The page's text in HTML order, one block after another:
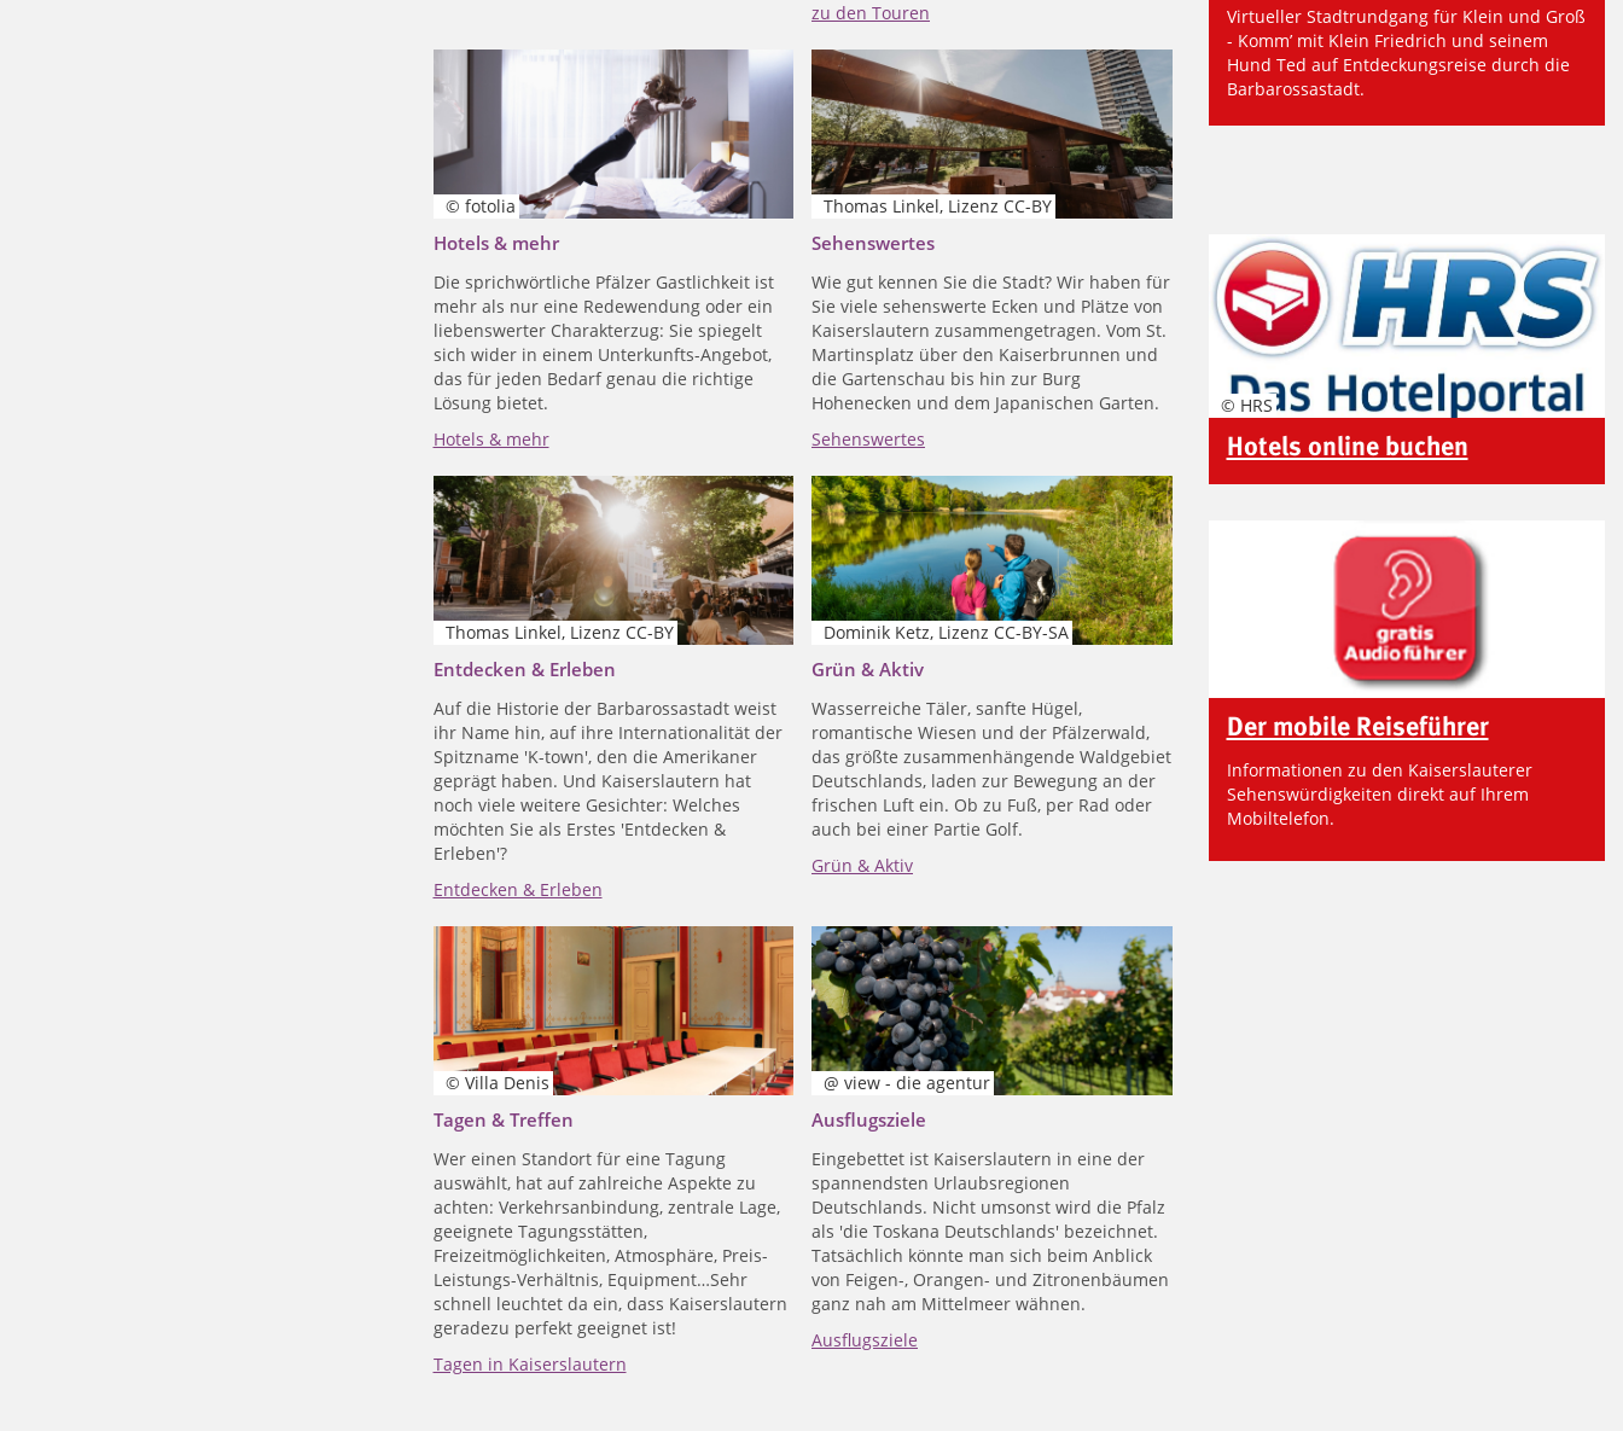
zu den Touren
© fotolia
Hotels & mehr
Die sprichwörtliche Pfälzer Gastlichkeit ist
mehr als nur eine Redewendung oder ein
liebenswerter Charakterzug: Sie spiegelt
sich wider in einem Unterkunfts-Angebot,
das für jeden Bedarf genau die richtige
Lösung bietet.
Hotels & mehr
Thomas Linkel, Lizenz CC-BY
Sehenswertes
Wie gut kennen Sie die Stadt? Wir haben für
Sie viele sehenswerte Ecken und Plätze von
Kaiserslautern zusammengetragen. Vom St.
Martinsplatz über den Kaiserbrunnen und
die Gartenschau bis hin zur Burg
Hohenecken und dem Japanischen Garten.
Sehenswertes
Thomas Linkel, Lizenz CC-BY
Entdecken & Erleben
Auf die Historie der Barbarossastadt weist
ihr Name hin, auf ihre Internationalität der
Spitzname 'K-town', den die Amerikaner
geprägt haben. Und Kaiserslautern hat
noch viele weitere Gesichter: Welches
möchten Sie als Erstes 'Entdecken &
Erleben'?
Entdecken & Erleben
Dominik Ketz, Lizenz CC-BY-SA
Grün & Aktiv
Wasserreiche Täler, sanfte Hügel,
romantische Wiesen und der Pfälzerwald,
das größte zusammenhängende Waldgebiet
Deutschlands, laden zur Bewegung an der
frischen Luft ein. Ob zu Fuß, per Rad oder
auch bei einer Partie Golf.
Grün & Aktiv
© Villa Denis
Tagen & Treffen
Wer einen Standort für eine Tagung
auswählt, hat auf zahlreiche Aspekte zu
achten: Verkehrsanbindung, zentrale Lage,
geeignete Tagungsstätten,
Freizeitmöglichkeiten, Atmosphäre, Preis-
Leistungs-Verhältnis, Equipment…Sehr
schnell leuchtet da ein, dass Kaiserslautern
geradezu perfekt geeignet ist!
Tagen in Kaiserslautern
@ view - die agentur
Ausflugsziele
Eingebettet ist Kaiserslautern in eine der
spannendsten Urlaubsregionen
Deutschlands. Nicht umsonst wird die Pfalz
als 'die Toskana Deutschlands' bezeichnet.
Tatsächlich könnte man sich beim Anblick
von Feigen-, Orangen- und Zitronenbäumen
ganz nah am Mittelmeer wähnen.
Ausflugsziele
Virtueller Stadtrundgang für Klein und Groß
- Komm’ mit Klein Friedrich und seinem
Hund Ted auf Entdeckungsreise durch die
Barbarossastadt.
© HRS
Hotels online buchen
Der mobile Reiseführer
Informationen zu den Kaiserslauterer
Sehenswürdigkeiten direkt auf Ihrem
Mobiltelefon.